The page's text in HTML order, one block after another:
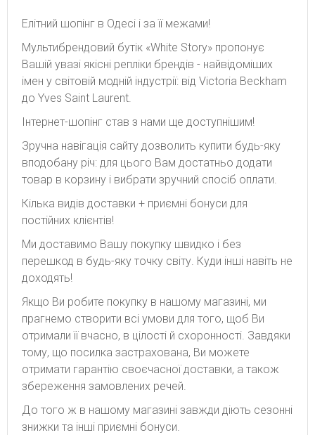
Елітний шопінг в Одесі і за її межами!
Мультибрендовий бутік «White Story» пропонує
Вашій увазі якісні репліки брендів - найвідоміших
імен у світовій модній індустрії: від Victoria Beckham
до Yves Saint Laurent.
Інтернет-шопінг став з нами ще доступнішим!
Зручна навігація сайту дозволить купити будь-яку
вподобану річ: для цього Вам достатньо додати
товар в корзину і вибрати зручний спосіб оплати.
Кілька видів доставки + приємні бонуси для
постійних клієнтів!
Ми доставимо Вашу покупку швидко і без
перешкод в будь-яку точку світу. Куди інші навіть не
доходять!
Якщо Ви робите покупку в нашому магазині, ми
прагнемо створити всі умови для того, щоб Ви
отримали її вчасно, в цілості й схоронності. Завдяки
тому, що посилка застрахована, Ви можете
отримати гарантію своєчасної доставки, а також
збереження замовлених речей.
До того ж в нашому магазині завжди діють сезонні
знижки та інші приємні бонуси.